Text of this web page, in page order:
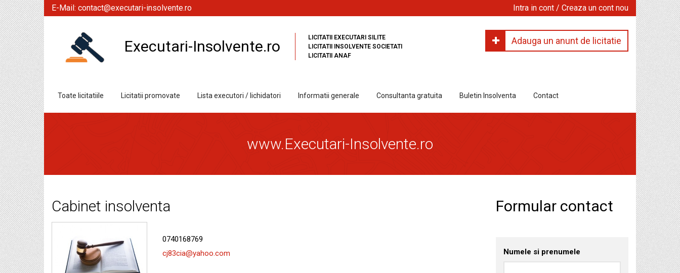
E-Mail: contact@executari-insolvente.ro Intra in cont / Creaza un cont nou
Executari-Insolvente.ro
LICITATII EXECUTARI SILITE
LICITATII INSOLVENTE SOCIETATI
LICITATII ANAF
Adauga un anunt de licitatie
Toate licitatiile Licitatii promovate Lista executori / lichidatori Informatii generale Consultanta gratuita Buletin Insolventa Contact
www.Executari-Insolvente.ro
Cabinet insolventa
0740168769
cj83cia@yahoo.com
Formular contact
Numele si prenumele